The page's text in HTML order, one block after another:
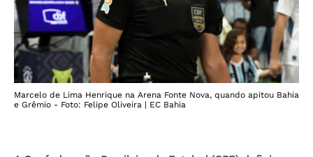
Marcelo de Lima Henrique na Arena Fonte Nova, quando apitou Bahia
e Grêmio - Foto: Felipe Oliveira | EC Bahia